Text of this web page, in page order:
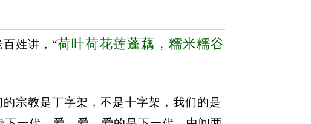
姓讲，“荷叶荷花莲蓬藕，糯米糯谷
宗教是丁字架，不是十字架，我们的是